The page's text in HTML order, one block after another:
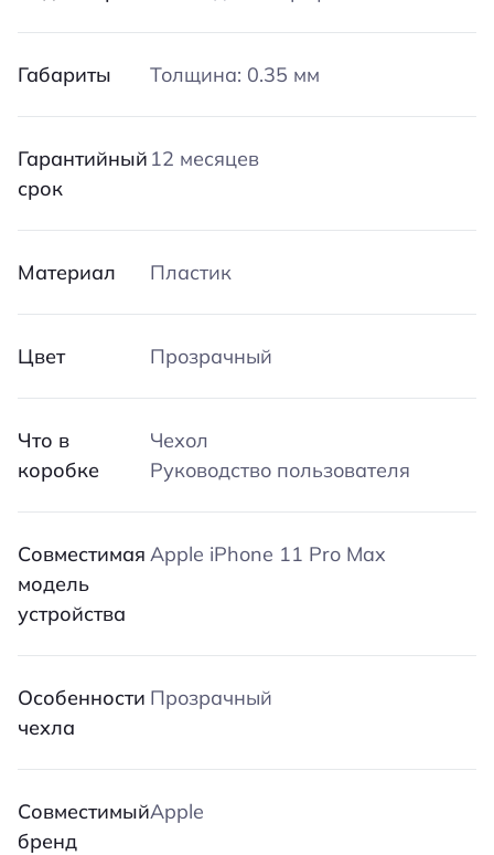
Габариты Толщина: 0.35 мм
Гарантийный
срок
12 месяцев
Материал Пластик
Цвет Прозрачный
Что в
коробке
Чехол
Руководство пользователя
Совместимая
модель
устройства
Apple iPhone 11 Pro Max
Особенности
чехла
Прозрачный
Совместимый
бренд
Apple